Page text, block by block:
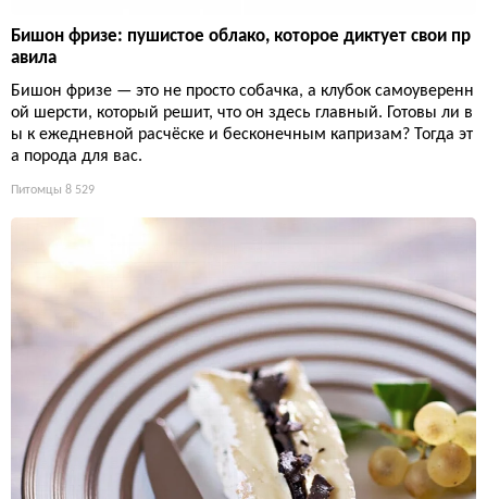
Бишон фризе: пушистое облако, которое диктует свои пр
авила
Бишон фризе — это не просто собачка, а клубок самоуверенн
ой шерсти, который решит, что он здесь главный. Готовы ли в
ы к ежедневной расчёске и бесконечным капризам? Тогда эт
а порода для вас.
Питомцы 8 529